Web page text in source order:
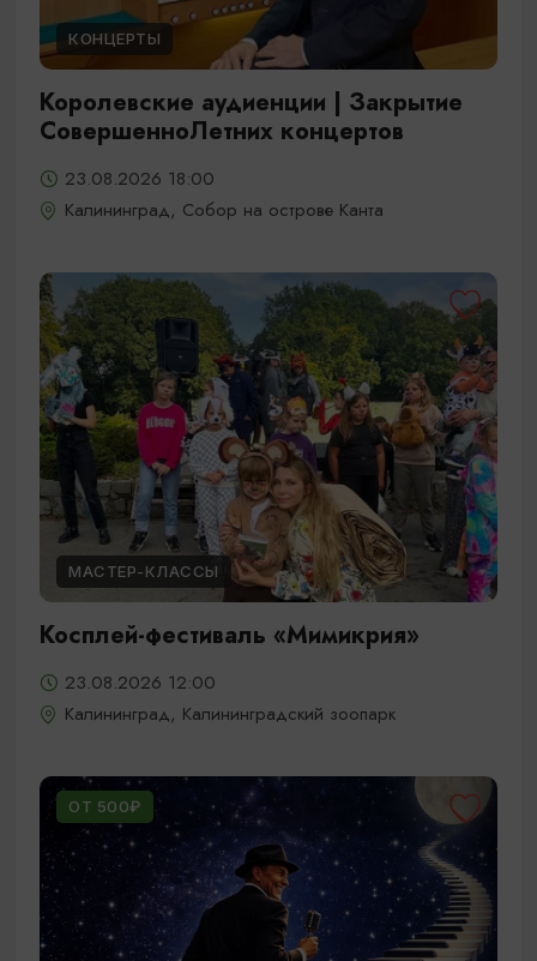
КОНЦЕРТЫ
Королевские аудиенции | Закрытие
СовершенноЛетних концертов
23.08.2026 18:00
Калининград, Собор на острове Канта
МАСТЕР-КЛАССЫ
Косплей-фестиваль «Мимикрия»
23.08.2026 12:00
Калининград, Калининградский зоопарк
ОТ 500₽